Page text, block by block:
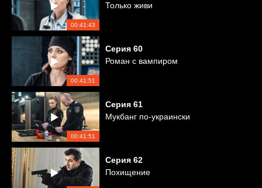
00:41:43
Только живи
00:41:51
Серия 60
Роман с вампиром
00:41:51
Серия 61
Мукбанг по-украински
Серия 62
Похищение